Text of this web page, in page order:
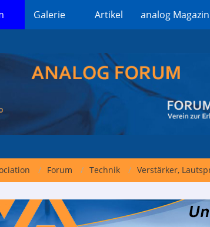
Galerie Artikel analog Magazin
Forum Technik Verstärker,